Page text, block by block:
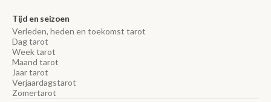
Tijd en seizoen
Verleden, heden en toekomst tarot
Dag tarot
Week tarot
Maand tarot
Jaar tarot
Verjaardagstarot
Zomertarot